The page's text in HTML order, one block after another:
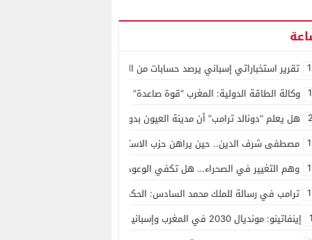
تقرير استخباراتي إسباني يرصد حسابات من الجزائر وأرقاما بـ”213+” ضمن حملة رقمية منظمة حرّضت على اقتحام سبتة
وكالة الطاقة الدولية: المغرب “قوة صاعدة” في سوق المعادن الاستراتيجية
هل يعلم “دونالد ترامب” أن مدينة العيون بدون ماء؟
مصطفى شرف الدين.. حين يراهن حزب الاستقلال على الكفاءة ويمنح الشباب
وهم التغيير في الصحراء… هل تكفي الوعود الفارغة لصناعة الواقع؟
ترامب في رسالة للملك محمد السادس: الحكم الذاتي هو الأساس الوحيد لحل
إينفاتينو: مونديال 2030 في المغرب وإسبانيا والبرتغال سيكون “الأجمل في التاريخ”